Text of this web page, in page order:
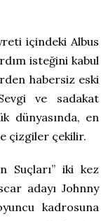
içindeki Albus
isteğini kabul
habersiz eski
ve sadakat
dünyasında, en
çizgiler çekilir.
Suçları” iki kez
adayı Johnny
kadrosuna